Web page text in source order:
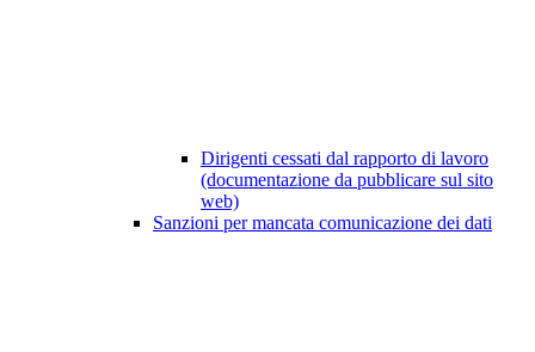
Dirigenti cessati dal rapporto di lavoro
(documentazione da pubblicare sul sito
web)
Sanzioni per mancata comunicazione dei dati